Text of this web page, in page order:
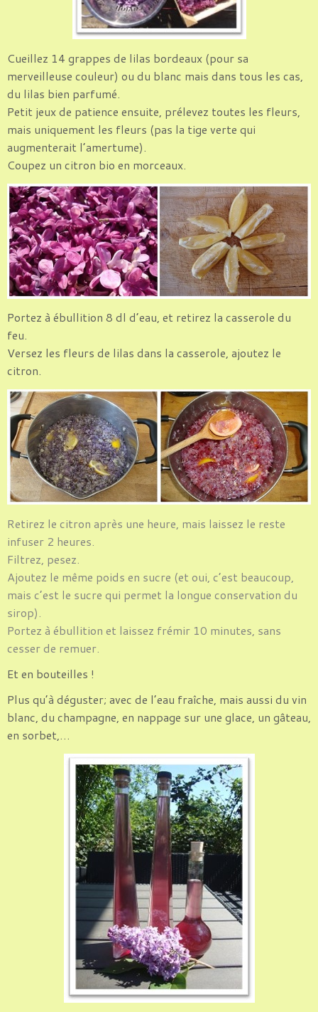
Cueillez 14 grappes de lilas bordeaux (pour sa
merveilleuse couleur) ou du blanc mais dans tous les cas,
du lilas bien parfumé.
Petit jeux de patience ensuite, prélevez toutes les fleurs,
mais uniquement les fleurs (pas la tige verte qui
augmenterait l’amertume).
Coupez un citron bio en morceaux.
Portez à ébullition 8 dl d’eau, et retirez la casserole du
feu.
Versez les fleurs de lilas dans la casserole, ajoutez le
citron.
Retirez le citron après une heure, mais laissez le reste
infuser 2 heures.
Filtrez, pesez.
Ajoutez le même poids en sucre (et oui, c’est beaucoup,
mais c’est le sucre qui permet la longue conservation du
sirop).
Portez à ébullition et laissez frémir 10 minutes, sans
cesser de remuer.
Et en bouteilles !
Plus qu’à déguster; avec de l’eau fraîche, mais aussi du vin
blanc, du champagne, en nappage sur une glace, un gâteau,
en sorbet,…